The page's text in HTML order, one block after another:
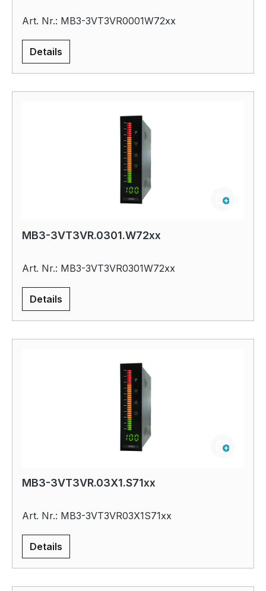
Art. Nr.: MB3-3VT3VR0001W72xx
Details
MB3-3VT3VR.0301.W72xx
Art. Nr.: MB3-3VT3VR0301W72xx
Details
MB3-3VT3VR.03X1.S71xx
Art. Nr.: MB3-3VT3VR03X1S71xx
Details